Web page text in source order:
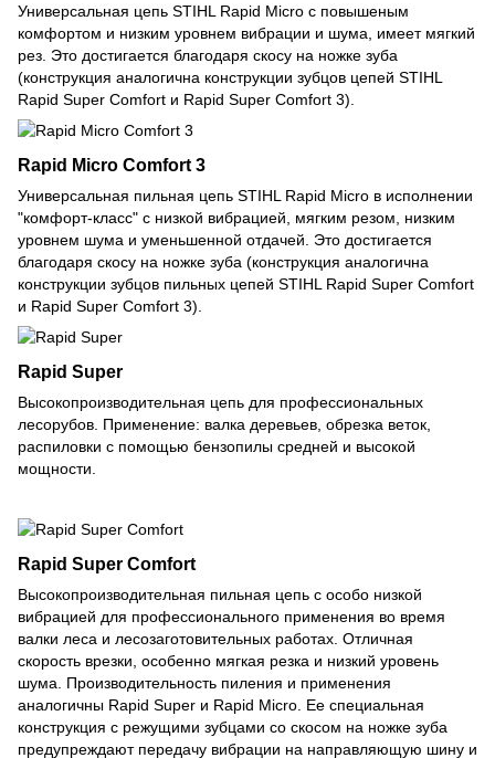
Универсальная цепь STIHL Rapid Micro с повышеным
комфортом и низким уровнем вибрации и шума, имеет мягкий
рез. Это достигается благодаря скосу на ножке зуба
(конструкция аналогична конструкции зубцов цепей STIHL
Rapid Super Comfort и Rapid Super Comfort 3).
Rapid Micro Comfort 3
Универсальная пильная цепь STIHL Rapid Micro в исполнении
"комфорт-класс" с низкой вибрацией, мягким резом, низким
уровнем шума и уменьшенной отдачей. Это достигается
благодаря скосу на ножке зуба (конструкция аналогична
конструкции зубцов пильных цепей STIHL Rapid Super Comfort
и Rapid Super Comfort 3).
Rapid Super
Высокопроизводительная цепь для профессиональных
лесорубов. Применение: валка деревьев, обрезка веток,
распиловки с помощью бензопилы средней и высокой
мощности.
Rapid Super Comfort
Высокопроизводительная пильная цепь с особо низкой
вибрацией для профессионального применения во время
валки леса и лесозаготовительных работах. Отличная
скорость врезки, особенно мягкая резка и низкий уровень
шума. Производительность пиления и применения
аналогичны Rapid Super и Rapid Micro. Ее специальная
конструкция с режущими зубцами со скосом на ножке зуба
предупреждают передачу вибрации на направляющую шину и